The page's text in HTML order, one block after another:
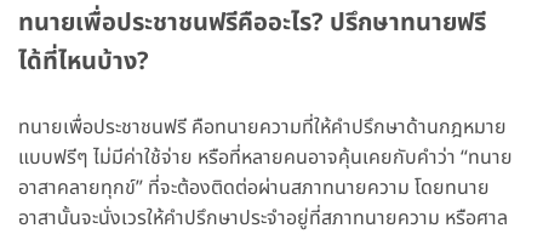
ทนายเพื่อประชาชนฟรีคืออะไร? ปรึกษาทนายฟรี
ได้ที่ไหนบ้าง?
ทนายเพื่อประชาชนฟรี คือทนายความที่ให้คำปรึกษาด้านกฎหมาย
แบบฟรีๆ ไม่มีค่าใช้จ่าย หรือที่หลายคนอาจคุ้นเคยกับคำว่า “ทนาย
อาสาคลายทุกข์” ที่จะต้องติดต่อผ่านสภาทนายความ โดยทนาย
อาสานั้นจะนั่งเวรให้คำปรึกษาประจำอยู่ที่สภาทนายความ หรือศาล